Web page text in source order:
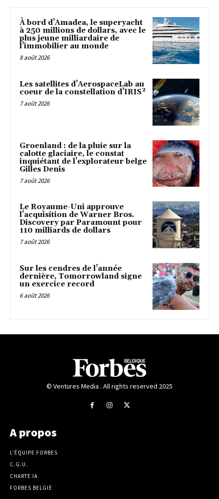
À bord d’Amadea, le superyacht
à 250 millions de dollars, avec le
plus jeune milliardaire de
l’immobilier au monde
8 août 2026
Les satellites d’AerospaceLab au
coeur de la constellation d’IRIS²
7 août 2026
Groenland : de la pluie sur la
calotte glaciaire, le constat
inquiétant de l’explorateur belge
Gilles Denis
7 août 2026
Le Royaume-Uni approuve
l’acquisition de Warner Bros.
Discovery par Paramount pour
110 milliards de dollars
7 août 2026
Sur les cendres de l’année
dernière, Tomorrowland signe
un exercice record
6 août 2026
© Ventures Media . All rights reserved 2025
A propos
L’ÉQUIPE FORBES
C.G.U.
CHARTE IA
FORBES BELGIË